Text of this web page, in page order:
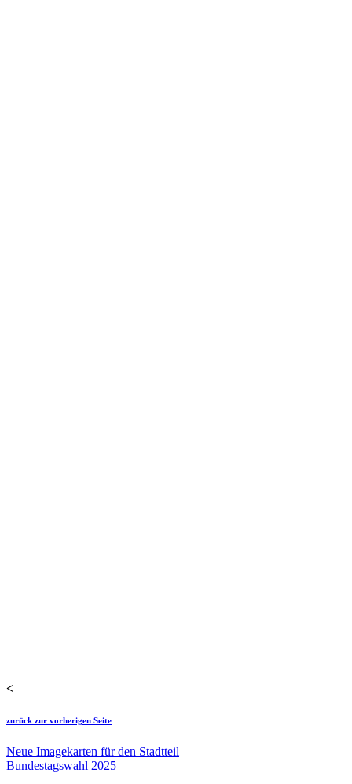
<
zurück zur vorherigen Seite
Neue Imagekarten für den Stadtteil
Bundestagswahl 2025